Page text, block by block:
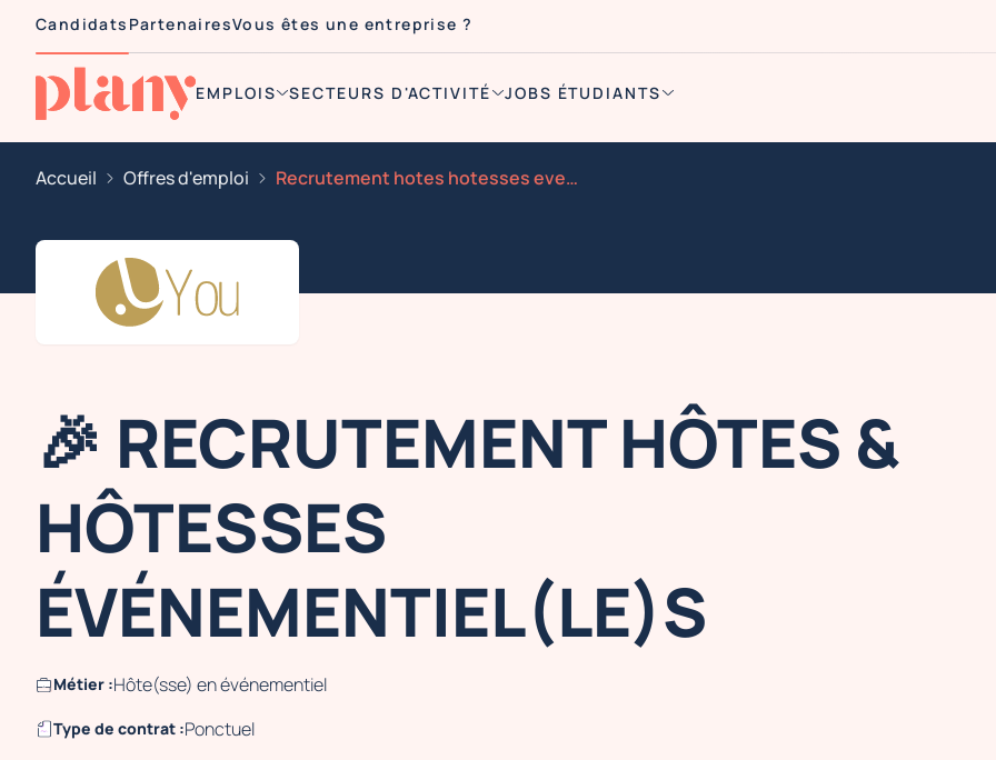
Candidats PartenairesVous êtes une entreprise ?
EMPLOIS SECTEURS D'ACTIVITÉ JOBS ÉTUDIANTS
Accueil Offres d'emploi Recrutement hotes hotesses evenementiel le s
🎉 RECRUTEMENT HÔTES &
HÔTESSES
ÉVÉNEMENTIEL(LE)S
Métier :Hôte(sse) en événementiel
Type de contrat :Ponctuel